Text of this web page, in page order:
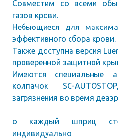
Совместим со всеми
газов крови.
Небьющиеся для
эффективного сбора крови.
Также доступна версия
проверенной защитной
Имеются специальные
колпачок SC-
загрязнения во время
o каждый шприц
индивидуально